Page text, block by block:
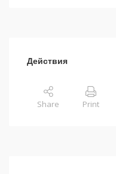
Действия
Share Print